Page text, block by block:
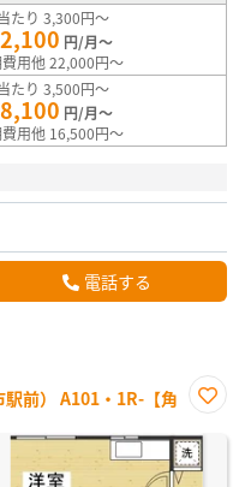
たり 3,300円～
円/月～
用他 22,000円～
たり 3,500円～
円/月～
用他 16,500円～
電話する
前） A101・1R-【角
に入
り登
録